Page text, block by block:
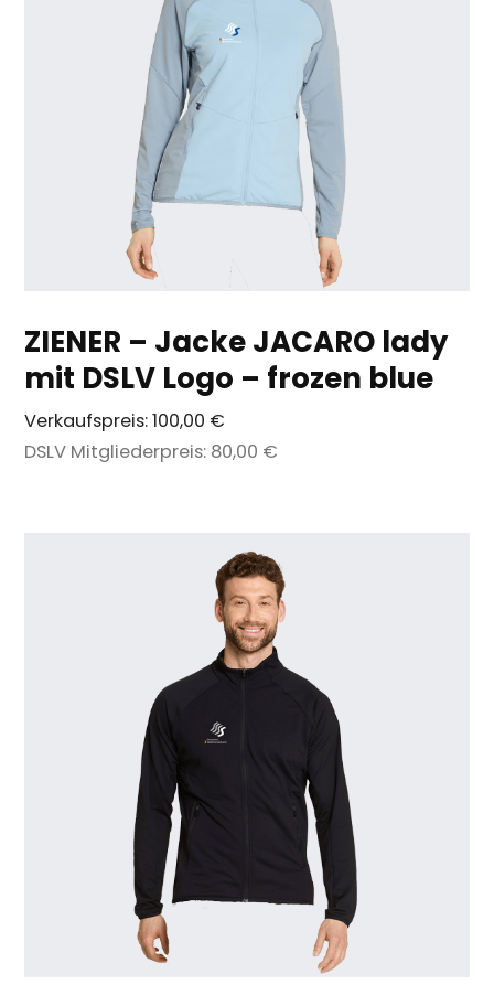
ZIENER – Jacke JACARO lady
mit DSLV Logo – frozen blue
Verkaufspreis:100,00 €
DSLV Mitgliederpreis: 80,00 €